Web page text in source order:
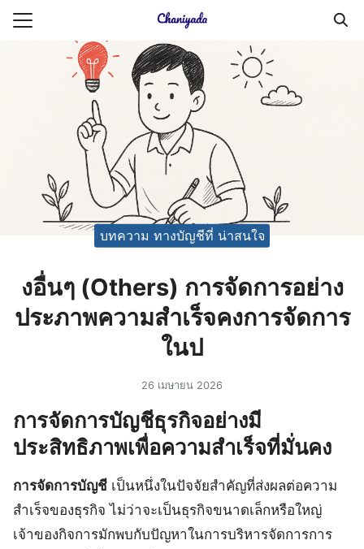
Skip
ยความเป็นส่วนตัว
ญชี (Accounting service)
ญชี (Accounting
บทความ ทางบัญชีที่ น่าสนใจ
งอื่นๆ (Others) การจัดการอย่าง
ประภาพความสำเร็จคงการจัดการ
ในป
26 เมษายน 2026
การจัดการบัญชีธุรกิจอย่างมี
ประสิทธิภาพเพื่อความสำเร็จที่มั่นคง
การจัดการบัญชี เป็นหนึ่งในปัจจัยสำคัญที่ส่งผลต่อความ
สำเร็จของธุรกิจ ไม่ว่าจะเป็นธุรกิจขนาดเล็กหรือใหญ่
เจ้าของกิจการมักพบกับปัญหาในการบริหารจัดการการ